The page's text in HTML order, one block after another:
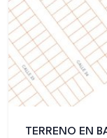
TERRENO EN